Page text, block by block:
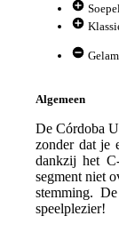
Algemeen
De Córdoba
zonder dat je
dankzij het
segment niet
stemming.
speelplezier!